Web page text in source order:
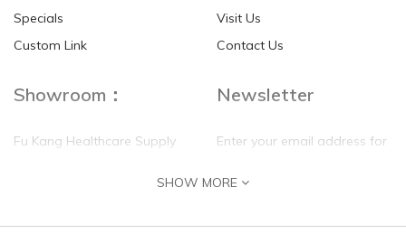
Specials
Custom Link
Visit Us
Contact Us
Showroom：
Fu Kang Healthcare Supply
Flat G, 4 Floor, Shui Sum
Newsletter
Enter your email address for
self update
SHOW MORE